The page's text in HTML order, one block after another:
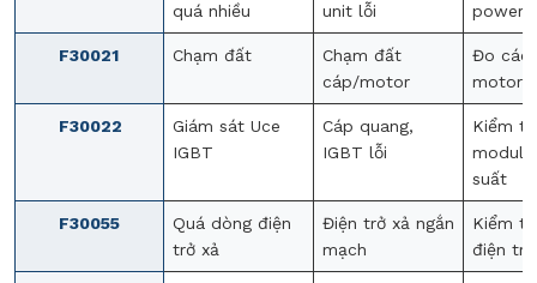
quá nhiều
unit lỗi
power
F30021 Chạm đất
Chạm đất
cáp/motor
Đo
motor
F30022
Giám sát Uce
IGBT
Cáp quang,
IGBT lỗi
Kiểm
suất
F30055
Quá dòng điện
trở xả
Điện trở xả ngắn
mạch
Kiểm
điện trở